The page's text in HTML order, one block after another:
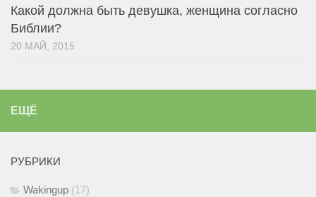
Какой должна быть девушка, женщина согласно
Библии?
20 МАЙ, 2015
ЕЩЁ
РУБРИКИ
Wakingup (17)